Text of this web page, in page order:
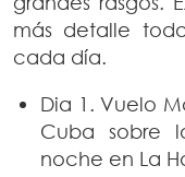
más detalle
cada día.
Dia 1. Vuelo
Cuba sobre
noche en La